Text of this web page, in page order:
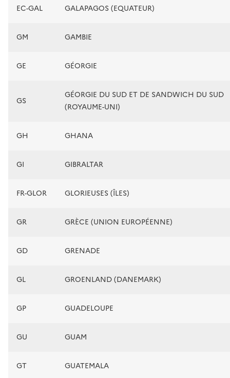
EC-GAL GALAPAGOS (EQUATEUR)
GM GAMBIE
GE GÉORGIE
GS
GÉORGIE DU SUD ET DE SANDWICH DU SUD
(ROYAUME-UNI)
GH GHANA
GI GIBRALTAR
FR-GLOR GLORIEUSES (ÎLES)
GR GRÈCE (UNION EUROPÉENNE)
GD GRENADE
GL GROENLAND (DANEMARK)
GP GUADELOUPE
GU GUAM
GT GUATEMALA